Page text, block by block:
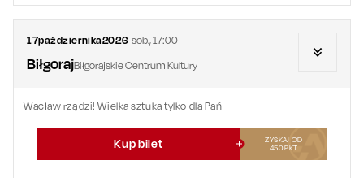
17października2026 sob.,17:00
BiłgorajBiłgorajskie Centrum Kultury
Wacław rządzi! Wielka sztuka tylko dla Pań
Kup bilet
ZYSKAJ OD
450PKT